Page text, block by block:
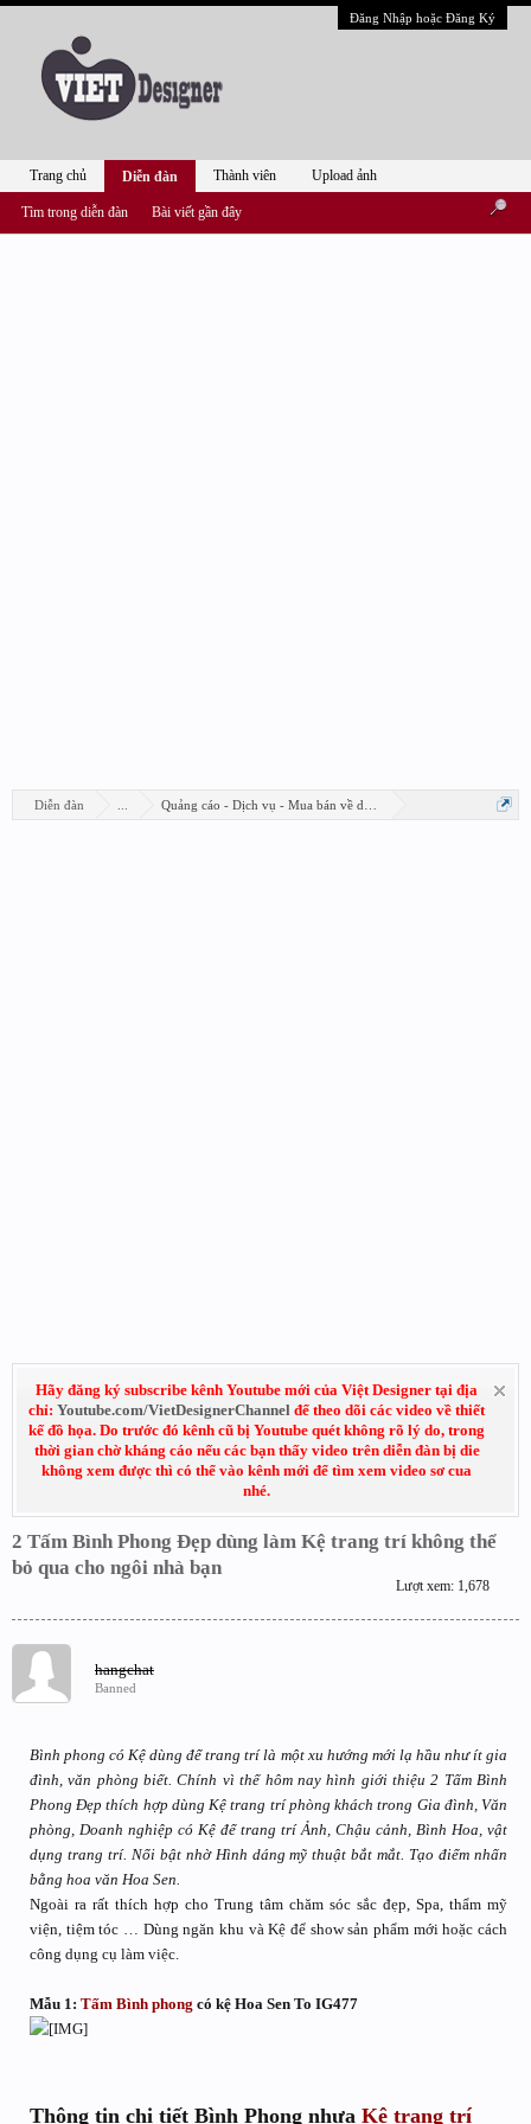
Đăng Nhập hoặc Đăng Ký
Diễn đàn Quảng cáo - Dịch vụ - Mua bán về design
Hãy đăng ký subscribe kênh Youtube mới của Việt Designer tại địa
chỉ: Youtube.com/VietDesignerChannel để theo dõi các video về thiết
kế đồ họa. Do trước đó kênh cũ bị Youtube quét không rõ lý do, trong
thời gian chờ kháng cáo nếu các bạn thấy video trên diễn đàn bị die
không xem được thì có thể vào kênh mới để tìm xem video sơ cua
nhé.
2 Tấm Bình Phong Đẹp dùng làm Kệ trang trí không thể
bỏ qua cho ngôi nhà bạn
Lượt xem: 1,678
hangchat
Banned
Bình phong có Kệ dùng để trang trí là một xu hướng mới lạ hầu như ít gia
đình, văn phòng biết. Chính vì thế hôm nay hình giới thiệu 2 Tấm Bình
Phong Đẹp thích hợp dùng Kệ trang trí phòng khách trong Gia đình, Văn
phòng, Doanh nghiệp có Kệ để trang trí Ảnh, Chậu cảnh, Bình Hoa, vật
dụng trang trí. Nổi bật nhờ Hình dáng mỹ thuật bắt mắt. Tạo điểm nhấn
bằng hoa văn Hoa Sen.
Ngoài ra rất thích hợp cho Trung tâm chăm sóc sắc đẹp, Spa, thẩm mỹ
viện, tiệm tóc … Dùng ngăn khu và Kệ để show sản phẩm mới hoặc cách
công dụng cụ làm việc.
Mẫu 1: Tấm Bình phong có kệ Hoa Sen To IG477
Thông tin chi tiết Bình Phong nhựa Kệ trang trí
Trang chủ Diễn đàn
Tìm trong diễn đàn Bài viết gần đây
Thành viên Upload ảnh